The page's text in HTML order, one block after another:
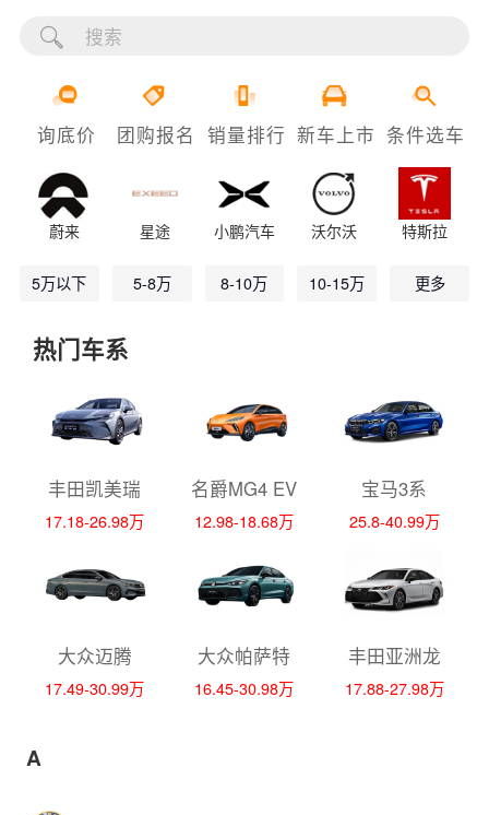
询底价 团购报名 销量排行 新车上市 条件选车
蔚来 星途 小鹏汽车 沃尔沃 特斯拉
5万以下 5-8万 8-10万 10-15万 更多
热门车系
丰田凯美瑞
17.18-26.98万
名爵MG4 EV
12.98-18.68万
宝马3系
25.8-40.99万
大众迈腾
17.49-30.99万
大众帕萨特
16.45-30.98万
丰田亚洲龙
17.88-27.98万
A